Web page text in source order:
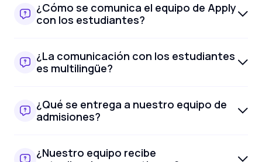
¿Cómo se comunica el equipo de Apply
con los estudiantes?
¿La comunicación con los estudiantes
es multilingüe?
¿Qué se entrega a nuestro equipo de
admisiones?
¿Nuestro equipo recibe